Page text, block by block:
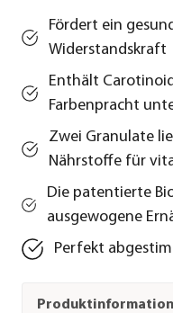
Fördert ein
Widerstandskraft
Enthält
Farbenpracht
Zwei Granulate
Nährstoffe für
Die patentierte
ausgewogene
Perfekt